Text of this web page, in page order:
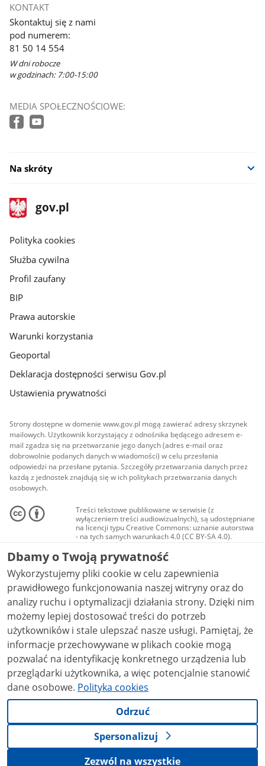
KONTAKT
Skontaktuj się z nami
pod numerem:
81 50 14 554
W dni robocze
w godzinach: 7:00-15:00
MEDIA SPOŁECZNOŚCIOWE:
Na skróty
stopka
gov.pl
Strona
gov.pl
gov.pl
Polityka cookies
Służba cywilna
Profil zaufany
BIP
Prawa autorskie
Warunki korzystania
Geoportal
Deklaracja dostępności serwisu Gov.pl
Ustawienia prywatności
Strony dostępne w domenie www.gov.pl mogą zawierać adresy skrzynek
mailowych. Użytkownik korzystający z odnośnika będącego adresem e-
mail zgadza się na przetwarzanie jego danych (adres e-mail oraz
dobrowolnie podanych danych w wiadomości) w celu przesłania
odpowiedzi na przesłane pytania. Szczegóły przetwarzania danych przez
każdą z jednostek znajdują się w ich politykach przetwarzania danych
osobowych.
Treści tekstowe publikowane w serwisie (z
wyłączeniem treści audiowizualnych), są udostępniane
na licencji typu Creative Commons: uznanie autorstwa
- na tych samych warunkach 4.0 (CC BY-SA 4.0).
Materiały audiowizualne, w tym zdjęcia, materiały
audio i wideo, są udostępniane na licencji typu
Creative Commons: uznanie autorstwa użycie
niekomercyjne - bez utworów zależnych 4.0 (CC BY-
NC-ND 4.0), o ile nie jest to stwierdzone inaczej.
Dbamy o Twoją prywatność
Wykorzystujemy pliki cookie w celu zapewnienia
prawidłowego funkcjonowania naszej witryny oraz do
analizy ruchu i optymalizacji działania strony. Dzięki nim
możemy lepiej dostosować treści do potrzeb
użytkowników i stale ulepszać nasze usługi. Pamiętaj, że
informacje przechowywane w plikach cookie mogą
pozwalać na identyfikację konkretnego urządzenia lub
przeglądarki użytkownika, a więc potencjalnie stanowić
dane osobowe. Polityka cookies
Odrzuć
Spersonalizuj
Zezwól na wszystkie